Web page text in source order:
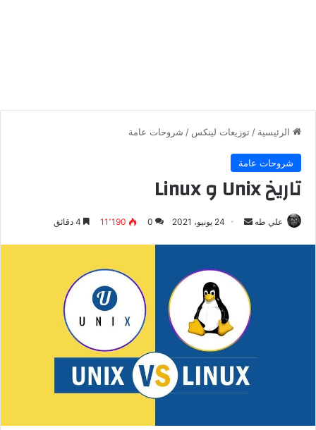
الرئيسية / توزيعات لينكس / شروحات عامة
شروحات عامة
تاريخ Unix و Linux
علي طه
أرسل 24 يونيو، 2021 0 11٬190